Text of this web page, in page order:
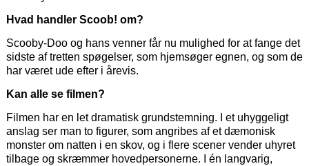
Hvad handler Scoob! om?
Scooby-Doo og hans venner får nu mulighed for at fange det
sidste af tretten spøgelser, som hjemsøger egnen, og som de
har været ude efter i årevis.
Kan alle se filmen?
Filmen har en let dramatisk grundstemning. I et uhyggeligt
anslag ser man to figurer, som angribes af et dæmonisk
monster om natten i en skov, og i flere scener vender uhyret
tilbage og skræmmer hovedpersonerne. I én langvarig,